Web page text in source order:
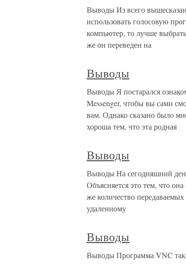
Выводы Из всего
использовать голосовую
компьютер, то лучше
же он переведен на
Выводы
Выводы Я постарался
Messenger, чтобы вы сами
вам. Однако сказано было
хороша тем, что эта родная
Выводы
Выводы На сегодняшний
Объясняется это тем, что
же количество
удаленному
Выводы
Выводы Программа VNC так